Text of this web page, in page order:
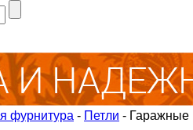
фурнитура - Петли - Гаражные